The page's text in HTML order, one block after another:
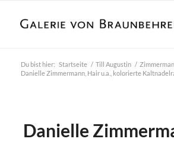
Du bist hier: Startseite / Till Augustin /
Danielle Zimmermann, Hair u.a., kolorierte
Danielle